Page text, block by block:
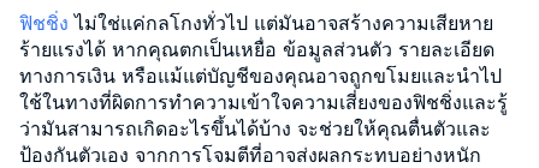
ฟิชชิ่ง ไม่ใช่แค่กลโกงทั่วไป แต่มันอาจสร้างความเสียหาย
ร้ายแรงได้ หากคุณตกเป็นเหยื่อ ข้อมูลส่วนตัว รายละเอียด
ทางการเงิน หรือแม้แต่บัญชีของคุณอาจถูกขโมยและนำไป
ใช้ในทางที่ผิดการทำความเข้าใจความเสี่ยงของฟิชชิ่งและรู้
ว่ามันสามารถเกิดอะไรขึ้นได้บ้าง จะช่วยให้คุณตื่นตัวและ
ป้องกันตัวเอง จากการโจมตีที่อาจส่งผลกระทบอย่างหนัก